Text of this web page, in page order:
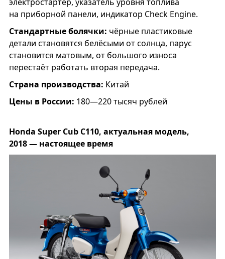
на приборной панели, индикатор Check Engine.
Стандартные болячки: чёрные пластиковые
детали становятся белёсыми от солнца, парус
становится матовым, от большого износа
перестаёт работать вторая передача.
Страна производства: Китай
Цены в России: 180—220 тысяч рублей
Honda Super Cub С110, актуальная модель,
2018 — настоящее время